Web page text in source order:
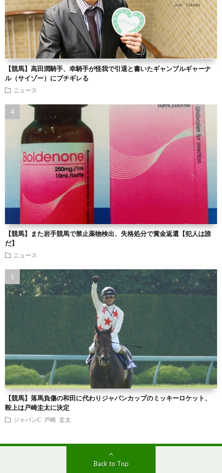
【競馬】高田潤騎手、幸騎手が怪我で引退と書いたギャンブルギャーナ
ル（サイゾー）にブチギレる
ニュース
【競馬】また岩手競馬で禁止薬物検出、失格処分で賞金返還【犯人は誰
だ】
ニュース
【競馬】落馬負傷の和田に代わりジャパンカップのミッキーロケット、
鞍上は戸崎圭太に決定
ジャパンC 戸崎 圭太
Back to Top